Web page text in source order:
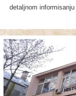
detaljnom